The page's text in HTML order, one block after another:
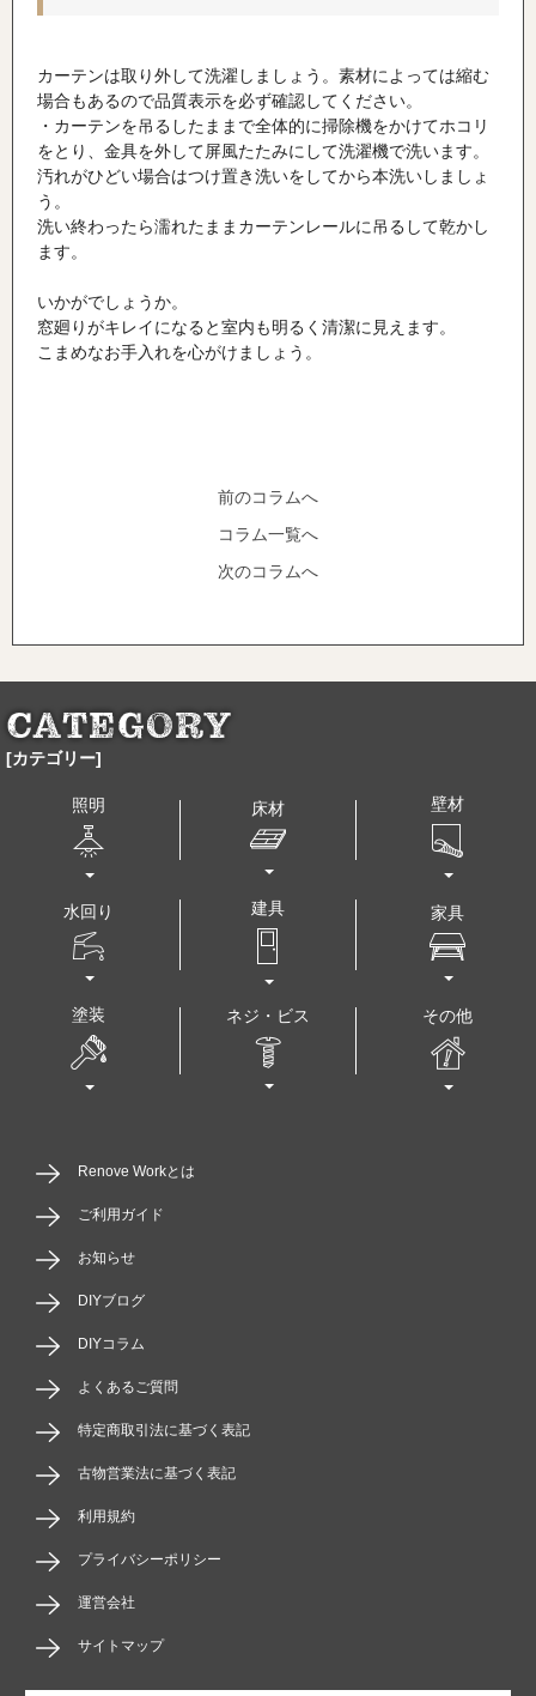
カーテンは取り外して洗濯しましょう。素材によっては縮む
場合もあるので品質表示を必ず確認してください。
・カーテンを吊るしたままで全体的に掃除機をかけてホコリ
をとり、金具を外して屏風たたみにして洗濯機で洗います。
汚れがひどい場合はつけ置き洗いをしてから本洗いしましょ
う。
洗い終わったら濡れたままカーテンレールに吊るして乾かし
ます。
いかがでしょうか。
窓廻りがキレイになると室内も明るく清潔に見えます。
こまめなお手入れを心がけましょう。
前のコラムへ
コラム一覧へ
次のコラムへ
[カテゴリー]
照明 床材 壁材
水回り 建具 家具
塗装 ネジ・ビス その他
Renove Workとは
ご利用ガイド
お知らせ
DIYブログ
DIYコラム
よくあるご質問
特定商取引法に基づく表記
古物営業法に基づく表記
利用規約
プライバシーポリシー
運営会社
サイトマップ